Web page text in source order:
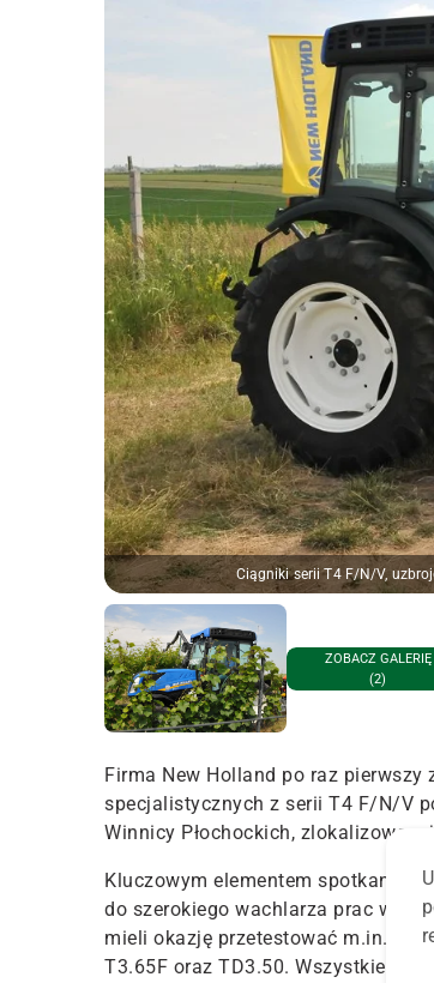
Ciągniki serii T4 F/N/V,
ZOBACZ GALERIĘ
(2)
Firma New Holland po raz pierwszy
specjalistycznych z serii T4 F/N/V
Winnicy Płochockich, zlokalizowanej
Kluczowym elementem spotkania
do szerokiego wachlarza prac w
mieli okazję przetestować m.in.
T3.65F oraz TD3.50. Wszystkie